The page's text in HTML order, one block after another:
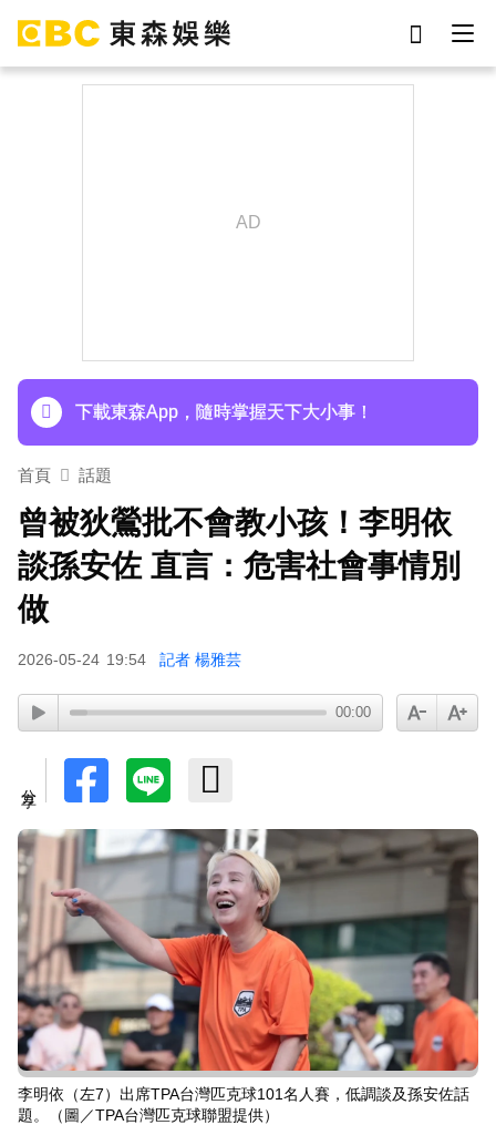
下載東森App，隨時掌握天下大小事！
首頁 話題
曾被狄鶯批不會教小孩！李明依
談孫安佐 直言：危害社會事情別
做
2026-05-24 19:54 記者 楊雅芸
00:00
李明依（左7）出席TPA台灣匹克球101名人賽，低調談及孫安佐話
題。（圖／TPA台灣匹克球聯盟提供）